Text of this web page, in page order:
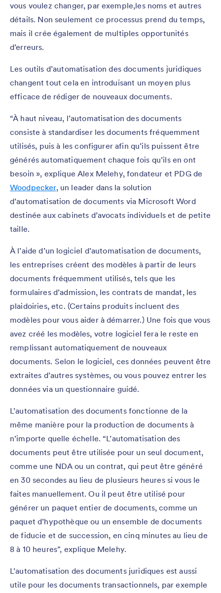
vous voulez changer, par exemple,les noms et autres
détails. Non seulement ce processus prend du temps,
mais il crée également de multiples opportunités
d’erreurs.
Les outils d’automatisation des documents juridiques
changent tout cela en introduisant un moyen plus
efficace de rédiger de nouveaux documents.
“À haut niveau, l’automatisation des documents
consiste à standardiser les documents fréquemment
utilisés, puis à les configurer afin qu’ils puissent être
générés automatiquement chaque fois qu’ils en ont
besoin », explique Alex Melehy, fondateur et PDG de
Woodpecker, un leader dans la solution
d’automatisation de documents via Microsoft Word
destinée aux cabinets d’avocats individuels et de petite
taille.
À l’aide d’un logiciel d’automatisation de documents,
les entreprises créent des modèles à partir de leurs
documents fréquemment utilisés, tels que les
formulaires d’admission, les contrats de mandat, les
plaidoiries, etc. (Certains produits incluent des
modèles pour vous aider à démarrer.) Une fois que vous
avez créé les modèles, votre logiciel fera le reste en
remplissant automatiquement de nouveaux
documents. Selon le logiciel, ces données peuvent être
extraites d’autres systèmes, ou vous pouvez entrer les
données via un questionnaire guidé.
L’automatisation des documents fonctionne de la
même manière pour la production de documents à
n’importe quelle échelle. “L’automatisation des
documents peut être utilisée pour un seul document,
comme une NDA ou un contrat, qui peut être généré
en 30 secondes au lieu de plusieurs heures si vous le
faites manuellement. Ou il peut être utilisé pour
générer un paquet entier de documents, comme un
paquet d’hypothèque ou un ensemble de documents
de fiducie et de succession, en cinq minutes au lieu de
8 à 10 heures”, explique Melehy.
L’automatisation des documents juridiques est aussi
utile pour les documents transactionnels, par exemple